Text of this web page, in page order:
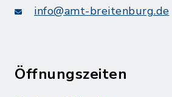
info@amt-breitenburg.de
Öffnungszeiten